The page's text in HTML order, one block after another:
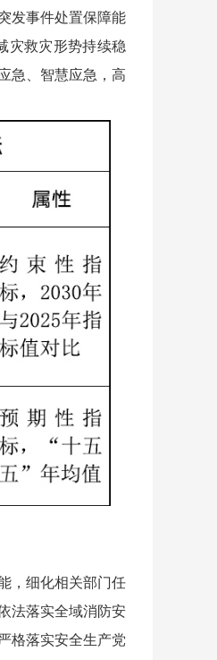
发事件处置保障能
灾救灾形势持续稳
急、智慧应急，高
，细化相关部门任
法落实全域消防安
格落实安全生产党